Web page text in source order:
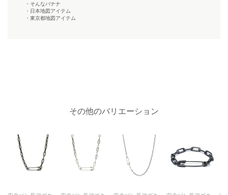
・そんなバナナ
・日本地図アイテム
・東京都地図アイテム
その他のバリエーション